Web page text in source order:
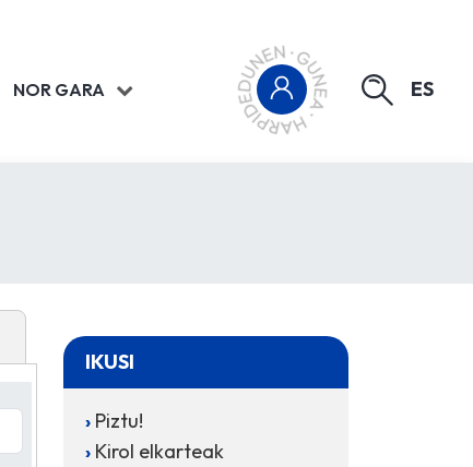
NOR GARA ES
IKUSI
Piztu!
Kirol elkarteak